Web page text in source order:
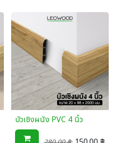
บัวเชิงผนัง PVC 4 นิ้ว